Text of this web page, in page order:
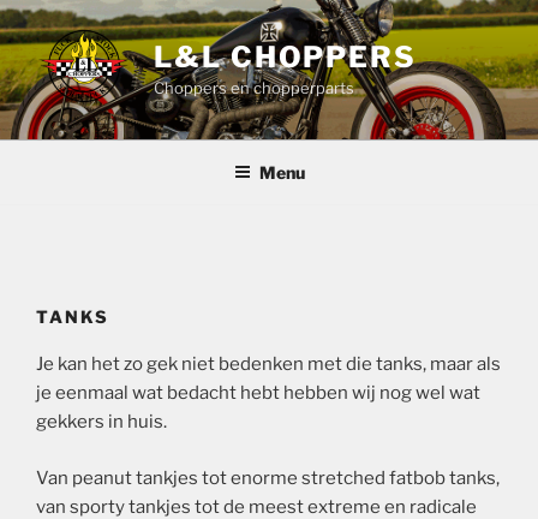
Ga
naar
de
inhoud
L&L CHOPPERS
Choppers en chopperparts
Menu
TANKS
Je kan het zo gek niet bedenken met die tanks, maar als
je eenmaal wat bedacht hebt hebben wij nog wel wat
gekkers in huis.
Van peanut tankjes tot enorme stretched fatbob tanks,
van sporty tankjes tot de meest extreme en radicale